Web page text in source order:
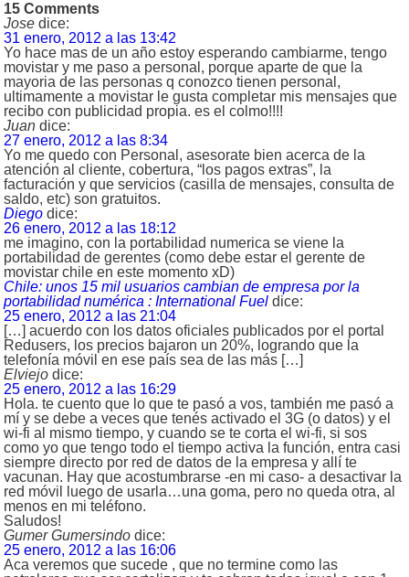
15 Comments
Jose dice:
31 enero, 2012 a las 13:42
Yo hace mas de un año estoy esperando cambiarme, tengo
movistar y me paso a personal, porque aparte de que la
mayoria de las personas q conozco tienen personal,
ultimamente a movistar le gusta completar mis mensajes que
recibo con publicidad propia. es el colmo!!!!
Juan dice:
27 enero, 2012 a las 8:34
Yo me quedo con Personal, asesorate bien acerca de la
atención al cliente, cobertura, “los pagos extras”, la
facturación y que servicios (casilla de mensajes, consulta de
saldo, etc) son gratuitos.
Diego dice:
26 enero, 2012 a las 18:12
me imagino, con la portabilidad numerica se viene la
portabilidad de gerentes (como debe estar el gerente de
movistar chile en este momento xD)
Chile: unos 15 mil usuarios cambian de empresa por la
portabilidad numérica : International Fuel dice:
25 enero, 2012 a las 21:04
[…] acuerdo con los datos oficiales publicados por el portal
Redusers, los precios bajaron un 20%, logrando que la
telefonía móvil en ese país sea de las más […]
Elviejo dice:
25 enero, 2012 a las 16:29
Hola. te cuento que lo que te pasó a vos, también me pasó a
mí y se debe a veces que tenés activado el 3G (o datos) y el
wi-fi al mismo tiempo, y cuando se te corta el wi-fi, si sos
como yo que tengo todo el tiempo activa la función, entra casi
siempre directo por red de datos de la empresa y allí te
vacunan. Hay que acostumbrarse -en mi caso- a desactivar la
red móvil luego de usarla…una goma, pero no queda otra, al
menos en mi teléfono.
Saludos!
Gumer Gumersindo dice:
25 enero, 2012 a las 16:06
Aca veremos que sucede , que no termine como las